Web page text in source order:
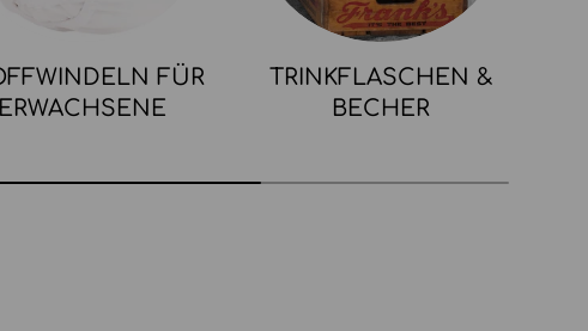
FÜR
ERWACHSENE
TRINKFLASCHEN &
BECHER